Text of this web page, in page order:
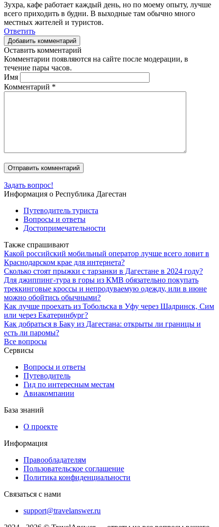
Зухра, кафе работает каждый день, но по моему опыту, лучше
всего приходить в будни. В выходные там обычно много
местных жителей и туристов.
Ответить
Добавить комментарий
Оставить комментарий
Комментарии появляются на сайте после модерации, в
течение пары часов.
Имя
Комментарий *
Задать вопрос!
Информация о Республика Дагестан
Путеводитель туриста
Вопросы и ответы
Достопримечательности
Также спрашивают
Какой российский мобильный оператор лучше всего ловит в
Краснодарском крае для интернета?
Сколько стоят прыжки с тарзанки в Дагестане в 2024 году?
Для джиппинг-тура в горы из КМВ обязательно покупать
треккинговые кроссы и непродуваемую одежду, или в июне
можно обойтись обычными?
Как лучше проехать из Тобольска в Уфу через Шадринск, Сим
или через Екатеринбург?
Как добраться в Баку из Дагестана: открыты ли границы и
есть ли паромы?
Все вопросы
Сервисы
Вопросы и ответы
Путеводитель
Гид по интересным местам
Авиакомпании
База знаний
О проекте
Информация
Правообладателям
Пользовательское соглашение
Политика конфиденциальности
Связаться с нами
support@travelanswer.ru